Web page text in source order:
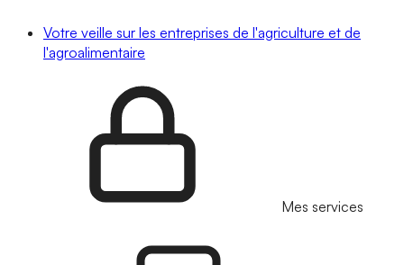
Votre veille sur les entreprises de l'agriculture et de
l'agroalimentaire
Mes services